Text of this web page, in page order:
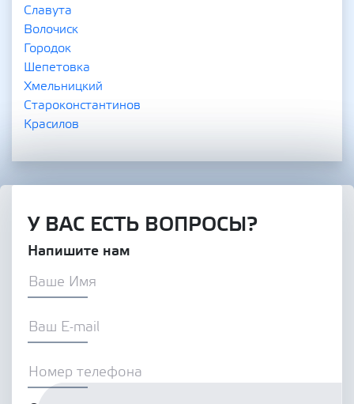
Славута
Волочиск
Городок
Шепетовка
Хмельницкий
Староконстантинов
Красилов
У ВАС ЕСТЬ ВОПРОСЫ?
Напишите нам